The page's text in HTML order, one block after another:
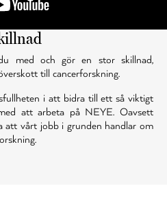
med och gör en stor skillnad,
till cancerforskning.
i att bidra till ett så viktigt
att arbeta på NEYE. Oavsett
att vårt jobb i grunden handlar om